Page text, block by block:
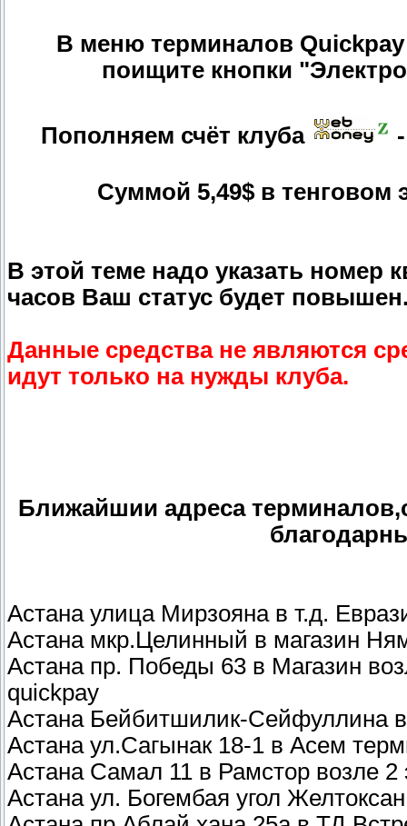
В меню терминалов
поищите кнопки
Пополняем счёт клуба
Суммой 5,49$ в тенговом
В этой теме надо указать номер
часов Ваш статус будет
Данные средства не являются
идут только на нужды клуба.
Ближайшии адреса
Астана улица Мирзояна в т.д.
Астана мкр.Целинный в магазин
Астана пр. Победы 63 в Магазин
quickpay
Астана Бейбитшилик-Сейфуллина
Астана ул.Сагынак 18-1 в Асем
Астана Самал 11 в Рамстор возле
Астана ул. Богембая угол